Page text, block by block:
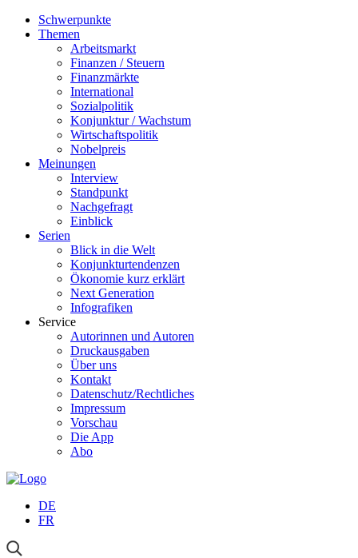
Schwerpunkte
Themen
Arbeitsmarkt
Finanzen / Steuern
Finanzmärkte
International
Sozialpolitik
Konjunktur / Wachstum
Wirtschaftspolitik
Nobelpreis
Meinungen
Interview
Standpunkt
Nachgefragt
Einblick
Serien
Blick in die Welt
Konjunkturtendenzen
Ökonomie kurz erklärt
Next Generation
Infografiken
Service
Autorinnen und Autoren
Druckausgaben
Über uns
Kontakt
Datenschutz/Rechtliches
Impressum
Vorschau
Die App
Abo
DE
FR